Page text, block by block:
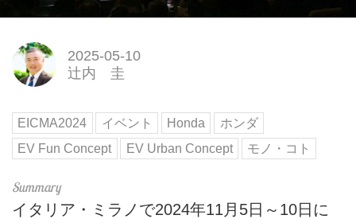
2025-05-10
辻内 圭
EICMA2024 イベント Honda
ホンダ
EV Fun Concept
EV Urban Concept モノ・コト
イタリア・ミラノで2024年11月5日～10日に